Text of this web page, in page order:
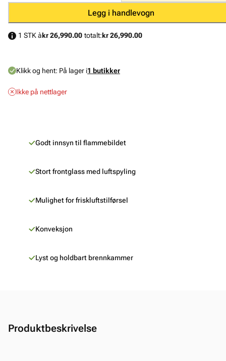
Legg i handlevogn
1 STK àkr 26,990.00 totalt:kr 26,990.00
Klikk og hent: På lager i1 butikker
Ikke på nettlager
Godt innsyn til flammebildet
Stort frontglass med luftspyling
Mulighet for friskluftstilførsel
Konveksjon
Lyst og holdbart brennkammer
Produktbeskrivelse